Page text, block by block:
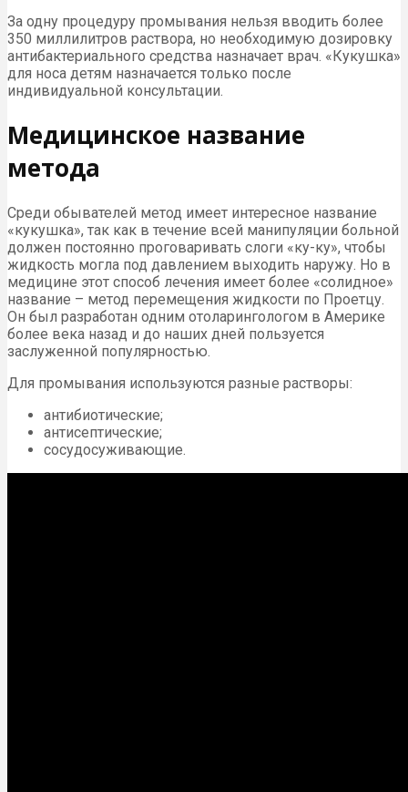
За одну процедуру промывания нельзя вводить более
350 миллилитров раствора, но необходимую дозировку
антибактериального средства назначает врач. «Кукушка»
для носа детям назначается только после
индивидуальной консультации.
Медицинское название
метода
Среди обывателей метод имеет интересное название
«кукушка», так как в течение всей манипуляции больной
должен постоянно проговаривать слоги «ку-ку», чтобы
жидкость могла под давлением выходить наружу. Но в
медицине этот способ лечения имеет более «солидное»
название – метод перемещения жидкости по Проетцу.
Он был разработан одним отоларингологом в Америке
более века назад и до наших дней пользуется
заслуженной популярностью.
Для промывания используются разные растворы:
антибиотические;
антисептические;
сосудосуживающие.